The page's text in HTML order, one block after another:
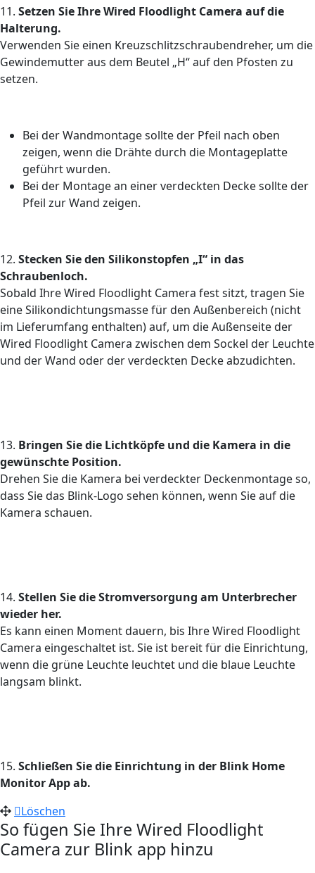
11. Setzen Sie Ihre Wired Floodlight Camera auf die
Halterung.
Verwenden Sie einen Kreuzschlitzschraubendreher, um die
Gewindemutter aus dem Beutel „H“ auf den Pfosten zu
setzen.
Bei der Wandmontage sollte der Pfeil nach oben
zeigen, wenn die Drähte durch die Montageplatte
geführt wurden.
Bei der Montage an einer verdeckten Decke sollte der
Pfeil zur Wand zeigen.
12. Stecken Sie den Silikonstopfen „I“ in das
Schraubenloch.
Sobald Ihre Wired Floodlight Camera fest sitzt, tragen Sie
eine Silikondichtungsmasse für den Außenbereich (nicht
im Lieferumfang enthalten) auf, um die Außenseite der
Wired Floodlight Camera zwischen dem Sockel der Leuchte
und der Wand oder der verdeckten Decke abzudichten.
13. Bringen Sie die Lichtköpfe und die Kamera in die
gewünschte Position.
Drehen Sie die Kamera bei verdeckter Deckenmontage so,
dass Sie das Blink-Logo sehen können, wenn Sie auf die
Kamera schauen.
14. Stellen Sie die Stromversorgung am Unterbrecher
wieder her.
Es kann einen Moment dauern, bis Ihre Wired Floodlight
Camera eingeschaltet ist. Sie ist bereit für die Einrichtung,
wenn die grüne Leuchte leuchtet und die blaue Leuchte
langsam blinkt.
15. Schließen Sie die Einrichtung in der Blink Home
Monitor App ab.
Löschen
So fügen Sie Ihre Wired Floodlight
Camera zur Blink app hinzu